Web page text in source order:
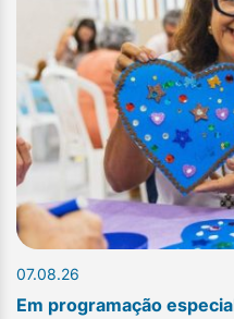
07.08.26
Em programação